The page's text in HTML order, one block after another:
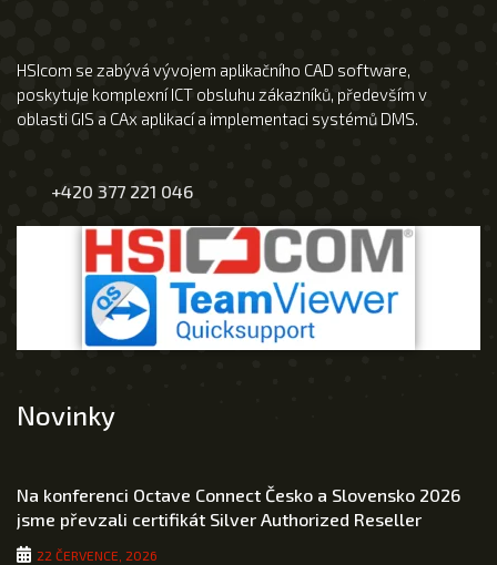
HSIcom se zabývá vývojem aplikačního CAD software,
poskytuje komplexní ICT obsluhu zákazníků, především v
oblasti GIS a CAx aplikací a implementaci systémů DMS.
+420 377 221 046
Novinky
Na konferenci Octave Connect Česko a Slovensko 2026
jsme převzali certifikát Silver Authorized Reseller
22 ČERVENCE, 2026